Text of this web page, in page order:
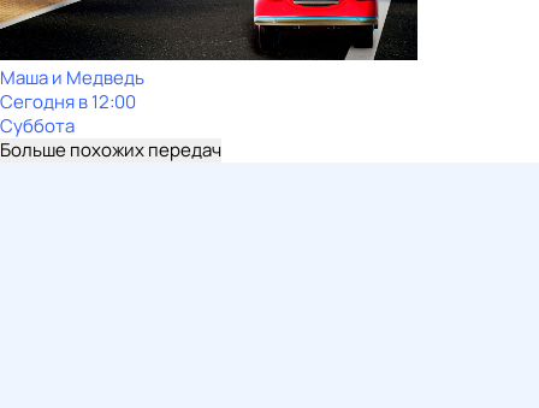
Маша и Медведь
Сегодня в 12:00
Суббота
Больше похожих передач